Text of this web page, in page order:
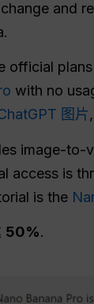
and
official
with no
图片
image-
access is
is the
50%.